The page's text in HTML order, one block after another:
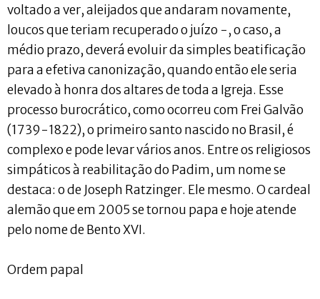
voltado a ver, aleijados que andaram novamente,
loucos que teriam recuperado o juízo -, o caso, a
médio prazo, deverá evoluir da simples beatificação
para a efetiva canonização, quando então ele seria
elevado à honra dos altares de toda a Igreja. Esse
processo burocrático, como ocorreu com Frei Galvão
(1739-1822), o primeiro santo nascido no Brasil, é
complexo e pode levar vários anos. Entre os religiosos
simpáticos à reabilitação do Padim, um nome se
destaca: o de Joseph Ratzinger. Ele mesmo. O cardeal
alemão que em 2005 se tornou papa e hoje atende
pelo nome de Bento XVI.
Ordem papal